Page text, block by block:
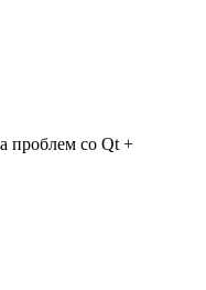
проблем со Qt +